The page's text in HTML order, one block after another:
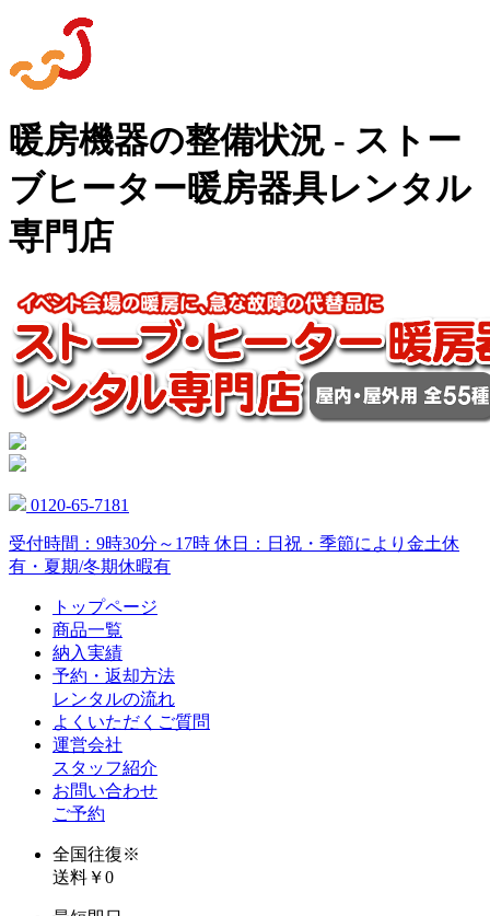
暖房機器の整備状況 - ストー
ブヒーター暖房器具レンタル
専門店
0120-65-7181
受付時間：9時30分～17時 休日：日祝・季節により金土休
有・夏期/冬期休暇有
トップページ
商品一覧
納入実績
予約・返却方法
レンタルの流れ
よくいただくご質問
運営会社
スタッフ紹介
お問い合わせ
ご予約
全国往復※
送料￥0